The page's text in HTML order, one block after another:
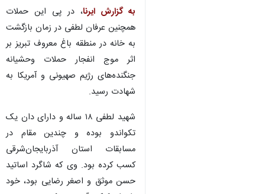
به گزارش ایرنا، در پی این حملات
همچنین عرفان لطفی در زمان بازگشت
به خانه در منطقه باغ معروف تبریز بر
اثر موج انفجار حملات وحشیانه
جنگنده‌های رژیم صهیونی و آمریکا به
شهادت رسید.
شهید لطفی ۱۸ ساله و دارای دان یک
تکواندو بوده و چندین مقام در
مسابقات استان آذربایجان‌شرقی
کسب کرده بود. وی که شاگرد اساتید
حسن موثق و اصغر رضایی بود، خود